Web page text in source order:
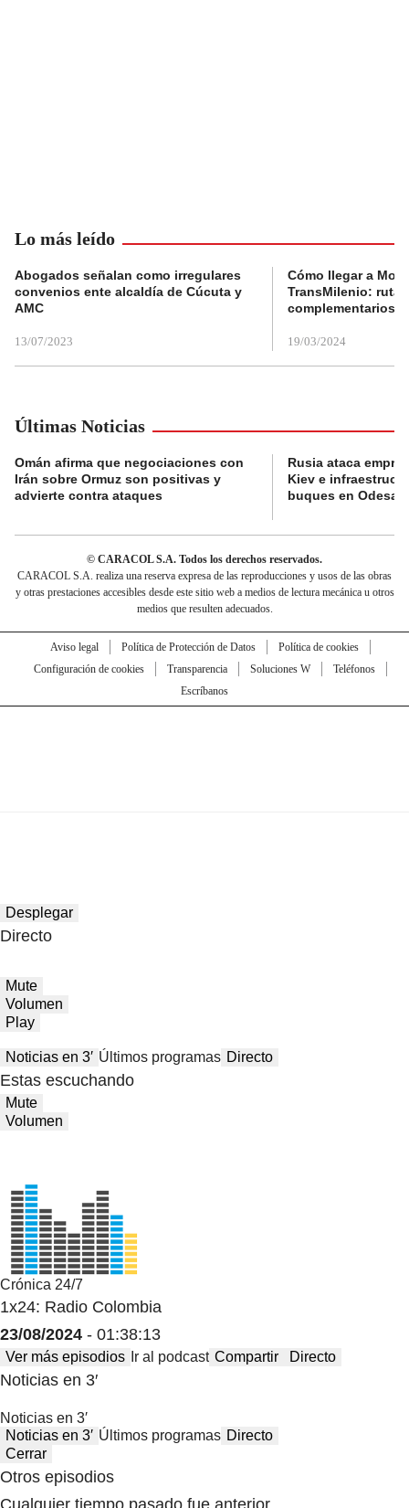
Lo más leído
Abogados señalan como irregulares
convenios ente alcaldía de Cúcuta y
AMC
13/07/2023
Cómo llegar a
TransMilenio:
complementarios
19/03/2024
Últimas Noticias
Omán afirma que negociaciones con
Irán sobre Ormuz son positivas y
advierte contra ataques
Rusia ataca
Kiev e
buques en Odesa
© CARACOL S.A. Todos los derechos reservados.
CARACOL S.A. realiza una reserva expresa de las reproducciones y usos de las obras
y otras prestaciones accesibles desde este sitio web a medios de lectura mecánica u otros
medios que resulten adecuados.
Aviso legal Política de Protección de Datos
Política de cookies
Configuración de cookies
Transparencia Soluciones W
Teléfonos
Escríbanos
Desplegar
Directo
Mute
Volumen
Play
Noticias en 3′ Últimos programas Directo
Estas escuchando
Mute
Volumen
Crónica 24/7
1x24: Radio Colombia
23/08/2024 - 01:38:13
Ver más episodios Ir al podcast Compartir Directo
Noticias en 3′
Noticias en 3′
Noticias en 3′ Últimos programas Directo
Cerrar
Otros episodios
Cualquier tiempo pasado fue anterior